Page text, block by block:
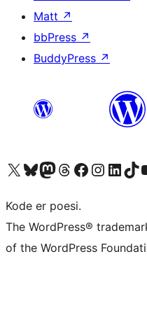
Matt ↗
bbPress ↗
BuddyPress ↗
Besøk vår konto på X Visit our Bluesky account
Besøk vår Mastodon-konto
Visit our Threads account
Besøk vår Facebook-sideBesøk vår Instagram-konto
Besøk vår LinkedIn-
Visit our
Kode er poesi.
The WordPress®
of the WordPress